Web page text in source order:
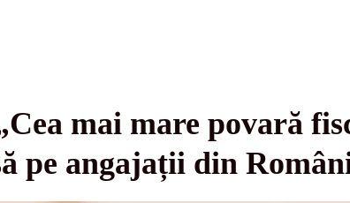
mai mare povară
pe angajații din